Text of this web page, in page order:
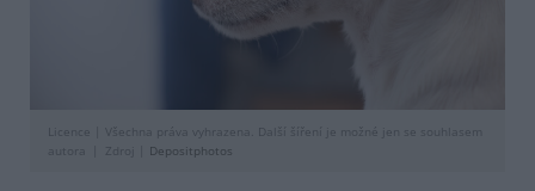
Licence |
Všechna práva vyhrazena. Další šíření je možné jen se souhlasem
autora
Zdroj | Depositphotos